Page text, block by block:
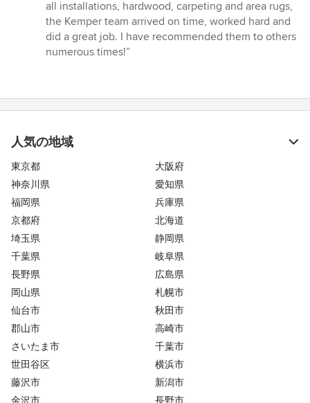
all installations, hardwood, carpeting and area rugs,
the Kemper team arrived on time, worked hard and
did a great job. I have recommended them to others
numerous times!”
人気の地域
東京都
大阪府
神奈川県
愛知県
福岡県
兵庫県
京都府
北海道
埼玉県
静岡県
千葉県
岐阜県
長野県
広島県
岡山県
札幌市
仙台市
秋田市
郡山市
高崎市
さいたま市
千葉市
世田谷区
横浜市
藤沢市
新潟市
金沢市
長野市